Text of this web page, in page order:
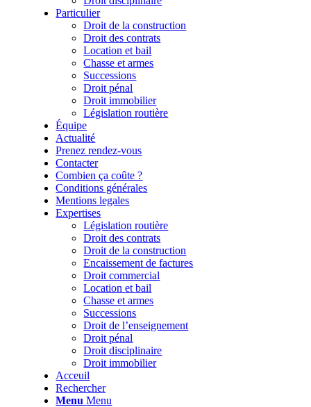
Particulier
Droit de la construction
Droit des contrats
Location et bail
Chasse et armes
Successions
Droit pénal
Droit immobilier
Législation routière
Équipe
Actualité
Prenez rendez-vous
Contacter
Combien ça coûte ?
Conditions générales
Mentions legales
Expertises
Législation routière
Droit des contrats
Droit de la construction
Encaissement de factures
Droit commercial
Location et bail
Chasse et armes
Successions
Droit de l’enseignement
Droit pénal
Droit disciplinaire
Droit immobilier
Acceuil
Rechercher
Menu Menu